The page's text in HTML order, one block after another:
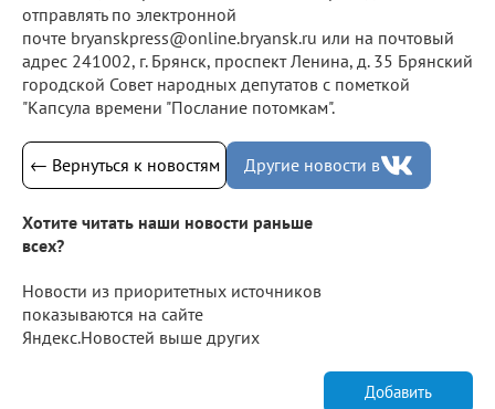
отправлять по электронной
почте bryanskpress@online.bryansk.ru или на почтовый
адрес 241002, г. Брянск, проспект Ленина, д. 35 Брянский
городской Совет народных депутатов с пометкой
"Капсула времени "Послание потомкам".
← Вернуться к новостям Другие новости в
Хотите читать наши новости раньше
всех?
Новости из приоритетных источников
показываются на сайте
Яндекс.Новостей выше других
Добавить